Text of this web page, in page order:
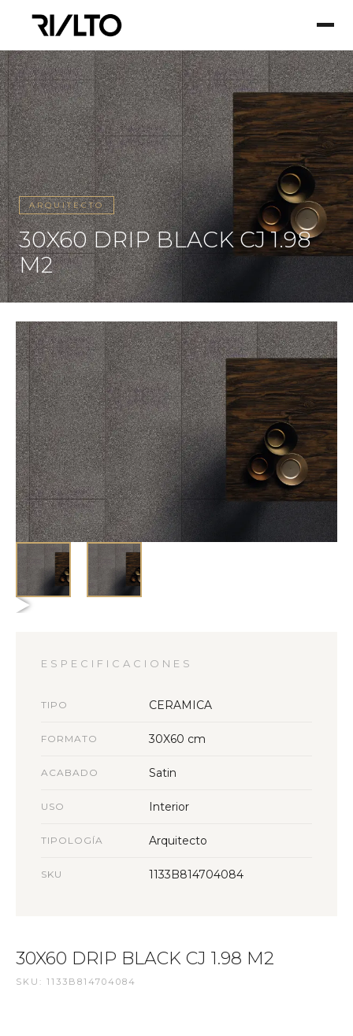
ARQUITECTO
30X60 DRIP BLACK CJ 1.98
M2
ESPECIFICACIONES
TIPO CERAMICA
FORMATO 30X60 cm
ACABADO Satin
USO Interior
TIPOLOGÍA Arquitecto
SKU 1133B814704084
30X60 DRIP BLACK CJ 1.98 M2
SKU: 1133B814704084